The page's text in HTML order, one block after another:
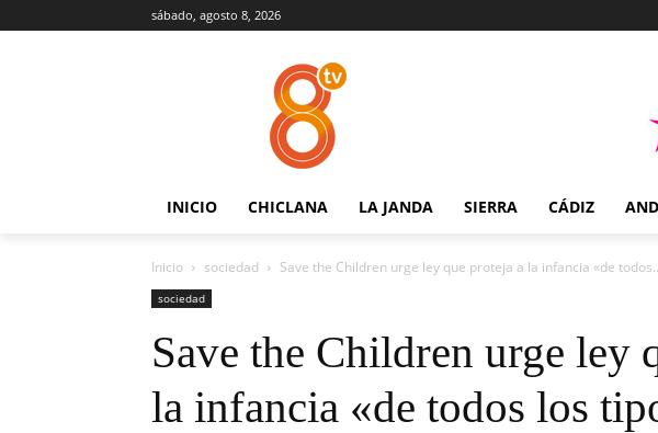
sábado, agosto 8, 2026
INICIO CHICLANA LA JANDA SIERRA CÁDIZ
Inicio sociedad Save the Children urge ley que proteja a la infancia «de
sociedad
Save the Children urge ley
la infancia «de todos los